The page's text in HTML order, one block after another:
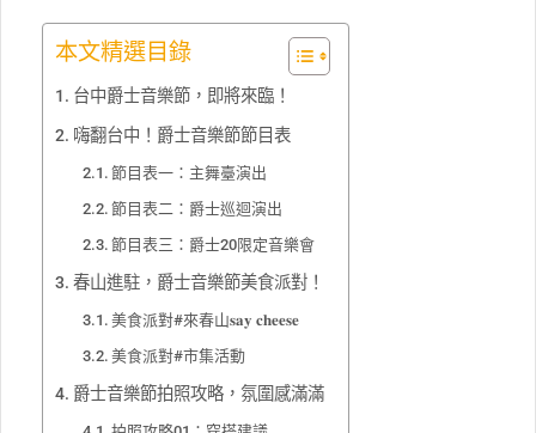
本文精選目錄
台中爵士音樂節，即將來臨！
嗨翻台中！爵士音樂節節目表
節目表一：主舞臺演出
節目表二：爵士巡迴演出
節目表三：爵士20限定音樂會
春山進駐，爵士音樂節美食派對！
美食派對#來春山𝐬𝐚𝐲 𝐜𝐡𝐞𝐞𝐬𝐞
美食派對#市集活動
爵士音樂節拍照攻略，氛圍感滿滿